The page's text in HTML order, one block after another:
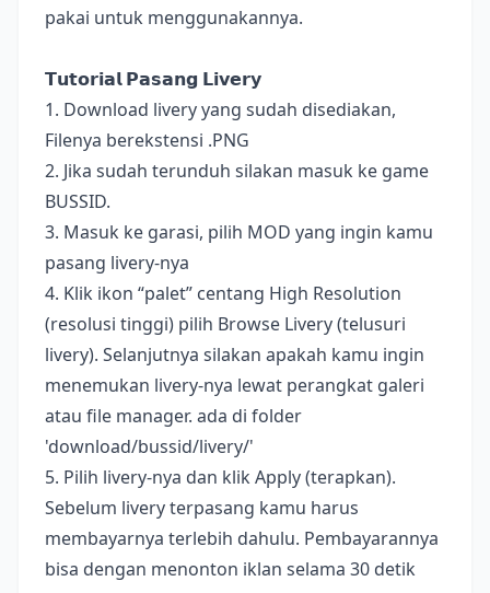
pakai untuk menggunakannya.
𝗧𝘂𝘁𝗼𝗿𝗶𝗮𝗹 𝗣𝗮𝘀𝗮𝗻𝗴 𝗟𝗶𝘃𝗲𝗿𝘆
1. Download livery yang sudah disediakan,
Filenya berekstensi .PNG
2. Jika sudah terunduh silakan masuk ke game
BUSSID.
3. Masuk ke garasi, pilih MOD yang ingin kamu
pasang livery-nya
4. Klik ikon “palet” centang High Resolution
(resolusi tinggi) pilih Browse Livery (telusuri
livery). Selanjutnya silakan apakah kamu ingin
menemukan livery-nya lewat perangkat galeri
atau file manager. ada di folder
'download/bussid/livery/'
5. Pilih livery-nya dan klik Apply (terapkan).
Sebelum livery terpasang kamu harus
membayarnya terlebih dahulu. Pembayarannya
bisa dengan menonton iklan selama 30 detik